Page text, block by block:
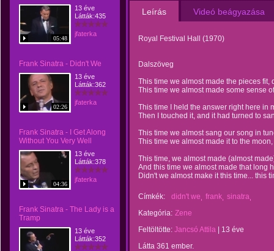
05:48
13 éve
Látták:435
jfaterka
Frank Sinatra - Didn't We
02:26
13 éve
Látták:362
jfaterka
Frank Sinatra - I Get Along
Without You Very Well
04:36
13 éve
Látták:378
jfaterka
Frank Sinatra - The Lady is a
Tramp
13 éve
Látták:352
Leírás Videó beágyazása
Royal Festival Hall (1970)
Dalszöveg
This time we almost made the pieces fit,
This time we almost made some sense
This time I held the answer right here in
Then I touched it, and it had turned to
This time we almost sang our song in
This time we almost made it to the
This time, we almost made (almost
And this time we almost made that long
Didn't we almost make it this time... this
Címkék: didn't we frank sinatra
Kategória: Zene
Feltöltötte: Jancsó Attila
13 éve
Látta 361 ember.